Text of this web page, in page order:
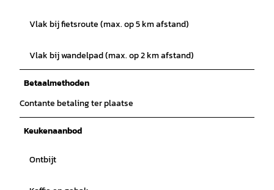
Vlak bij fietsroute (max. op 5 km afstand)
Vlak bij wandelpad (max. op 2 km afstand)
Betaalmethoden
Contante betaling ter plaatse
Keukenaanbod
Ontbijt